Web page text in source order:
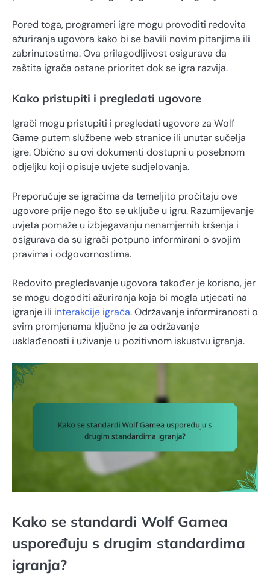
Pored toga, programeri igre mogu provoditi redovita
ažuriranja ugovora kako bi se bavili novim pitanjima ili
zabrinutostima. Ova prilagodljivost osigurava da
zaštita igrača ostane prioritet dok se igra razvija.
Kako pristupiti i pregledati ugovore
Igrači mogu pristupiti i pregledati ugovore za Wolf
Game putem službene web stranice ili unutar sučelja
igre. Obično su ovi dokumenti dostupni u posebnom
odjeljku koji opisuje uvjete sudjelovanja.
Preporučuje se igračima da temeljito pročitaju ove
ugovore prije nego što se uključe u igru. Razumijevanje
uvjeta pomaže u izbjegavanju nenamjernih kršenja i
osigurava da su igrači potpuno informirani o svojim
pravima i odgovornostima.
Redovito pregledavanje ugovora također je korisno, jer
se mogu dogoditi ažuriranja koja bi mogla utjecati na
igranje ili interakcije igrača. Održavanje informiranosti o
svim promjenama ključno je za održavanje
usklađenosti i uživanje u pozitivnom iskustvu igranja.
Kako se standardi Wolf Gamea
uspoređuju s drugim standardima
igranja?